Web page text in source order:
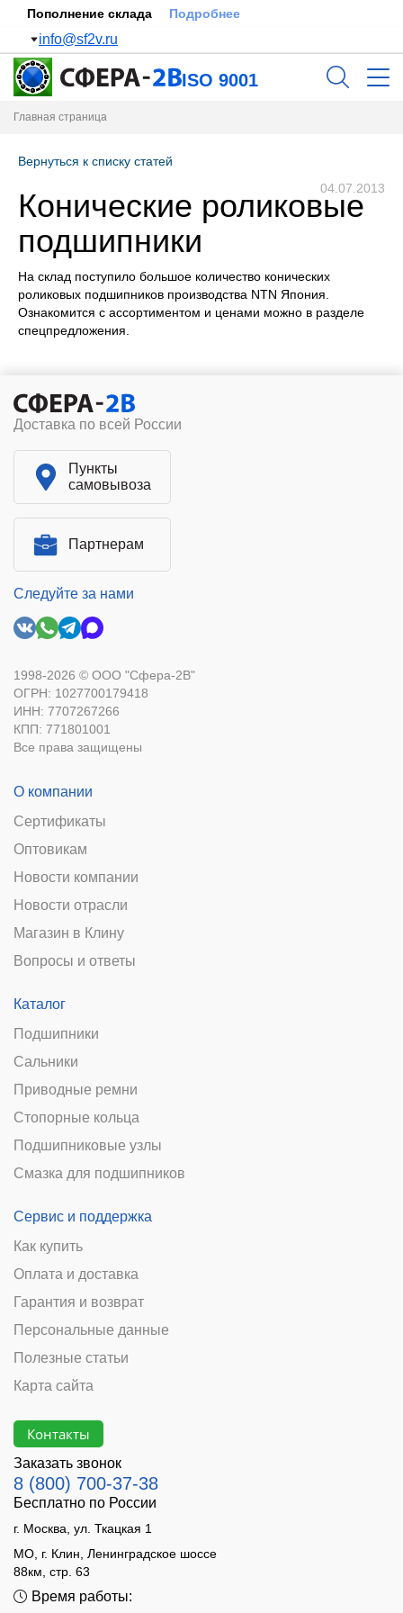
Пополнение склада Подробнее
info@sf2v.ru
ISO 9001
Главная страница
Вернуться к списку статей
04.07.2013
Конические роликовые
подшипники
На склад поступило большое количество конических
роликовых подшипников производства NTN Япония.
Ознакомится с ассортиментом и ценами можно в разделе
спецпредложения.
Доставка по всей России
Пункты
самовывоза
Партнерам
Следуйте за нами
1998-2026 © ООО "Сфера-2В"
ОГРН: 1027700179418
ИНН: 7707267266
КПП: 771801001
Все права защищены
О компании
Сертификаты
Оптовикам
Новости компании
Новости отрасли
Магазин в Клину
Вопросы и ответы
Каталог
Подшипники
Сальники
Приводные ремни
Стопорные кольца
Подшипниковые узлы
Смазка для подшипников
Сервис и поддержка
Как купить
Оплата и доставка
Гарантия и возврат
Персональные данные
Полезные статьи
Карта сайта
Контакты
Заказать звонок
8 (800) 700-37-38
Бесплатно по России
г. Москва, ул. Ткацкая 1
МО, г. Клин, Ленинградское шоссе
88км, стр. 63
Время работы: